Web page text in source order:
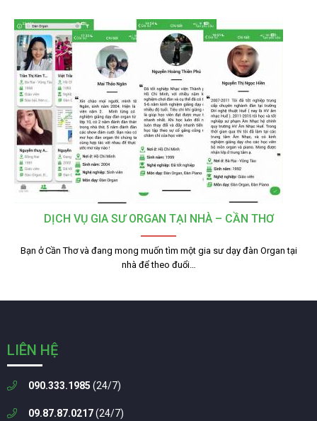
DỊCH VỤ GIA SƯ ORGAN TẠI NHÀ – CẦN THƠ
Bạn ở Cần Thơ và đang mong muốn tìm một gia sư dạy đàn Organ tại
nhà để theo đuổi…
LIÊN HỆ
090.333.1985 (24/7)
09.87.87.0217(24/7)